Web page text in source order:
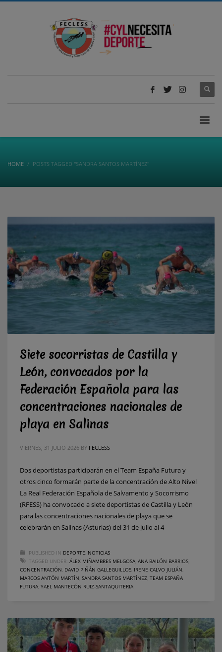
HOME POSTS TAGGED "SANDRA SANTOS MARTÍNEZ"
Siete socorristas de Castilla y
León, convocados por la
Federación Española para las
concentraciones nacionales de
playa en Salinas
VIERNES, 31 JULIO 2026 BY FECLESS
Dos deportistas participarán en el Team España Futura y
otros cinco formarán parte de la concentración de Alto Nivel
La Real Federación Española de Salvamento y Socorrismo
(RFESS) ha convocado a siete deportistas de Castilla y León
para las concentraciones nacionales de playa que se
celebrarán en Salinas (Asturias) del 31 de julio al 4
PUBLISHED IN DEPORTE NOTICIAS
TAGGED UNDER: ÁLEX MIÑAMBRES MELGOSA ANA BAILÓN BARRIOS
CONCENTRACIÓN DAVID PIÑÁN GALLEGUILLOS IRENE CALVO JULIÁN
MARCOS ANTÓN MARTÍN SANDRA SANTOS MARTÍNEZ TEAM ESPAÑA
FUTURA YAEL MANTECÓN RUIZ-SANTAQUITERIA